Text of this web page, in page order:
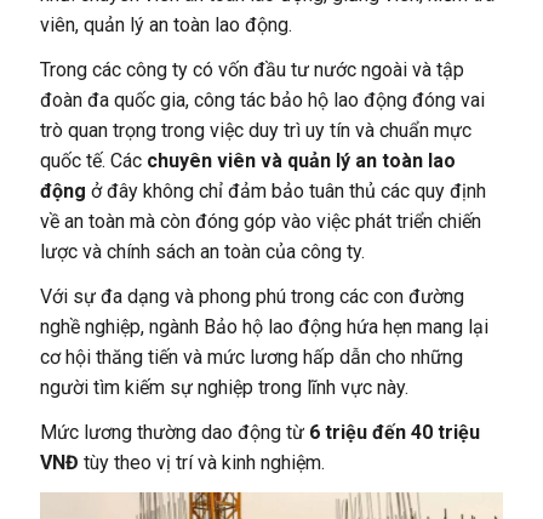
viên, quản lý an toàn lao động.
Trong các công ty có vốn đầu tư nước ngoài và tập
đoàn đa quốc gia, công tác bảo hộ lao động đóng vai
trò quan trọng trong việc duy trì uy tín và chuẩn mực
quốc tế. Các chuyên viên và quản lý an toàn lao
động ở đây không chỉ đảm bảo tuân thủ các quy định
về an toàn mà còn đóng góp vào việc phát triển chiến
lược và chính sách an toàn của công ty.
Với sự đa dạng và phong phú trong các con đường
nghề nghiệp, ngành Bảo hộ lao động hứa hẹn mang lại
cơ hội thăng tiến và mức lương hấp dẫn cho những
người tìm kiếm sự nghiệp trong lĩnh vực này.
Mức lương thường dao động từ6 triệu đến 40 triệu
VNĐ tùy theo vị trí và kinh nghiệm.